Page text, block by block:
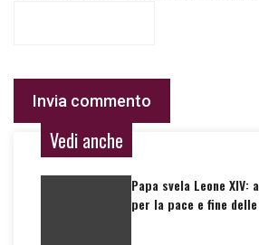
Vedi anche
Papa svela Leone XIV:
per la pace e fine